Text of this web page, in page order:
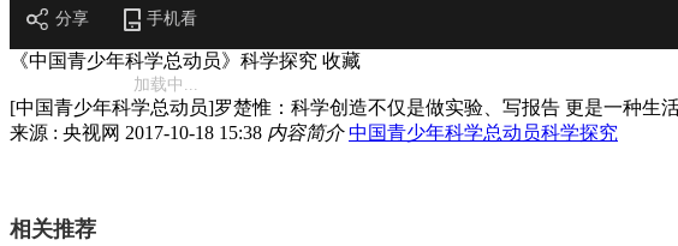
分享 手机看
《中国青少年科学总动员》科学探究 收藏
加载中...
[中国青少年科学总动员]罗楚惟：科学创造不仅是做实验、写报告 更是一种生
来源 : 央视网 2017-10-18 15:38 内容简介 中国青少年科学总动员科学探究
相关推荐